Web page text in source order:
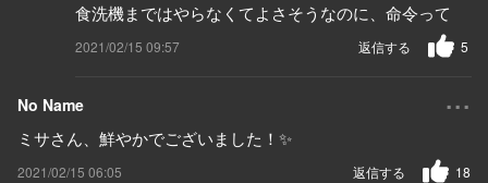
食洗機まではやらなくてよさそうなのに、命令って
2021/02/15 09:57 5
返信する
No Name ...
ミサさん、鮮やかでございました！✨
2021/02/15 06:05 18
返信する